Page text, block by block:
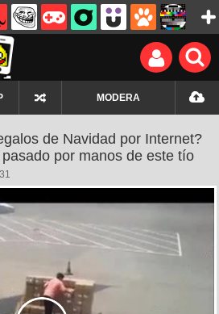
MODERA
de Navidad por Internet?
por manos de este tío